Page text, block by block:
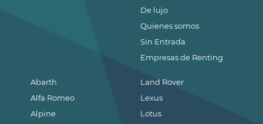
Abarth
Alfa Romeo
Alpine
Land Rover
Lexus
Lotus
De lujo
Quienes somos
Sin Entrada
Empresas de Renting